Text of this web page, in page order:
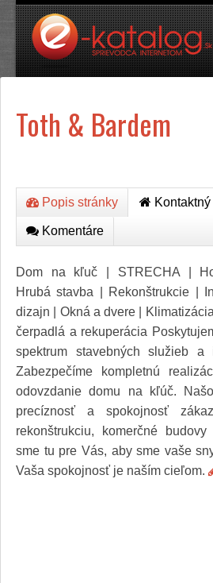
Domáce potreby
Doprava a cestovanie
Internetové obchody
Jedlo a stravovanie
Kancelárske potreby
Kozmetika a kaderníctvo
Kultúra a umenie
Literatúra a tlač
Obchodná činnosť
Oblečenie a módne doplnky
Priemysel
Servis
Služby
Spoločnosť
Stavba, dom, záhrada
Šport
Veda a technika
Výpočtová technika
Výroba
Toth & Bardem
Popis stránky
Komentáre
Dom na kľuč | STRECHA |
Hrubá stavba | Rekonštrukcie |
dizajn | Okná a dvere |
čerpadlá a rekuperácia
spektrum stavebných služieb a
Zabezpečíme kompletnú
odovzdanie domu na kľúč.
precíznosť a spokojnosť
rekonštrukciu, komerčné
sme tu pre Vás, aby sme vaše
Vaša spokojnosť je naším cieľom.